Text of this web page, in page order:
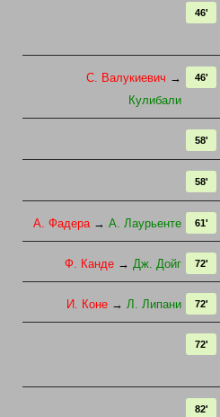
46'
С. Валукиевич →
Кулибали
46'
58'
58'
А. Фадера → А. Лаурьенте 61'
Ф. Канде → Дж. Дойг 72'
И. Коне → Л. Липани 72'
72'
82'